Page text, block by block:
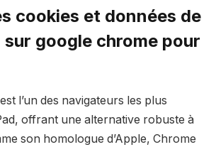
cookies et données de
google chrome pour
l’un des navigateurs les plus
offrant une alternative robuste à
son homologue d’Apple, Chrome